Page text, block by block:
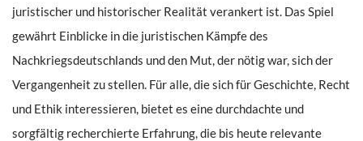
juristischer und historischer Realität verankert ist. Das Spiel
gewährt Einblicke in die juristischen Kämpfe des
Nachkriegsdeutschlands und den Mut, der nötig war, sich der
Vergangenheit zu stellen. Für alle, die sich für Geschichte, Recht
und Ethik interessieren, bietet es eine durchdachte und
sorgfältig recherchierte Erfahrung, die bis heute relevante